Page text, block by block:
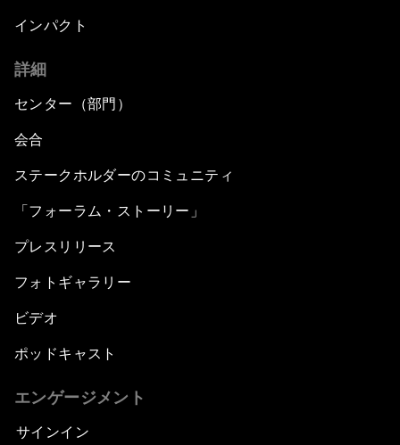
インパクト
詳細
センター（部門）
会合
ステークホルダーのコミュニティ
「フォーラム・ストーリー」
プレスリリース
フォトギャラリー
ビデオ
ポッドキャスト
エンゲージメント
サインイン